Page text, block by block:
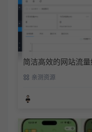
简洁高效的网站流
数据对比
亲测资源